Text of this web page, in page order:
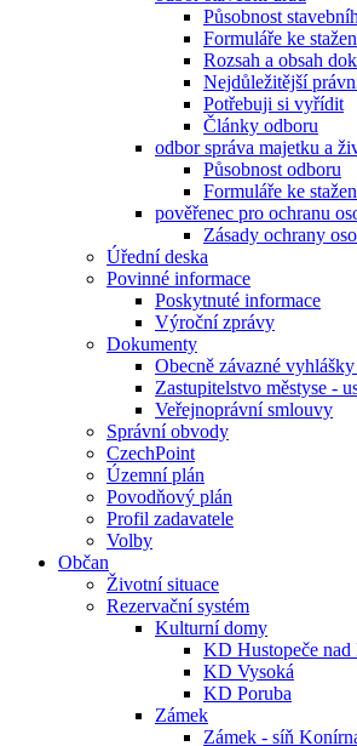
Působnost
Formuláře ke
Rozsah a obsah
Nejdůležitější
Potřebuji si vyřídit
Články odboru
odbor správa majetku a
Působnost odboru
Formuláře ke
pověřenec pro ochranu
Zásady ochrany
Úřední deska
Povinné informace
Poskytnuté informace
Výroční zprávy
Dokumenty
Obecně závazné
Zastupitelstvo městyse -
Veřejnoprávní smlouvy
Správní obvody
CzechPoint
Územní plán
Povodňový plán
Profil zadavatele
Volby
Občan
Životní situace
Rezervační systém
Kulturní domy
KD Hustopeče nad
KD Vysoká
KD Poruba
Zámek
Zámek - síň